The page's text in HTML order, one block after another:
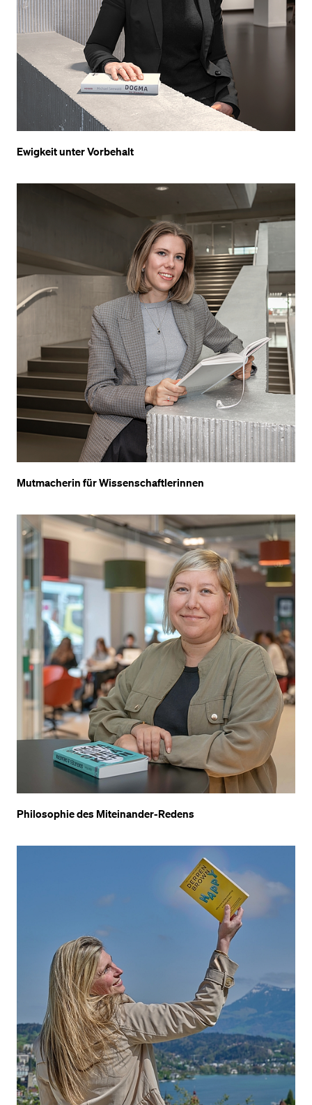
Ewigkeit unter Vorbehalt
Mutmacherin für Wissenschaftlerinnen
Philosophie des Miteinander-Redens
BELIEBTE INHALTE
Vorlesungsverzeichnis
Bibliothek
Sportangebot